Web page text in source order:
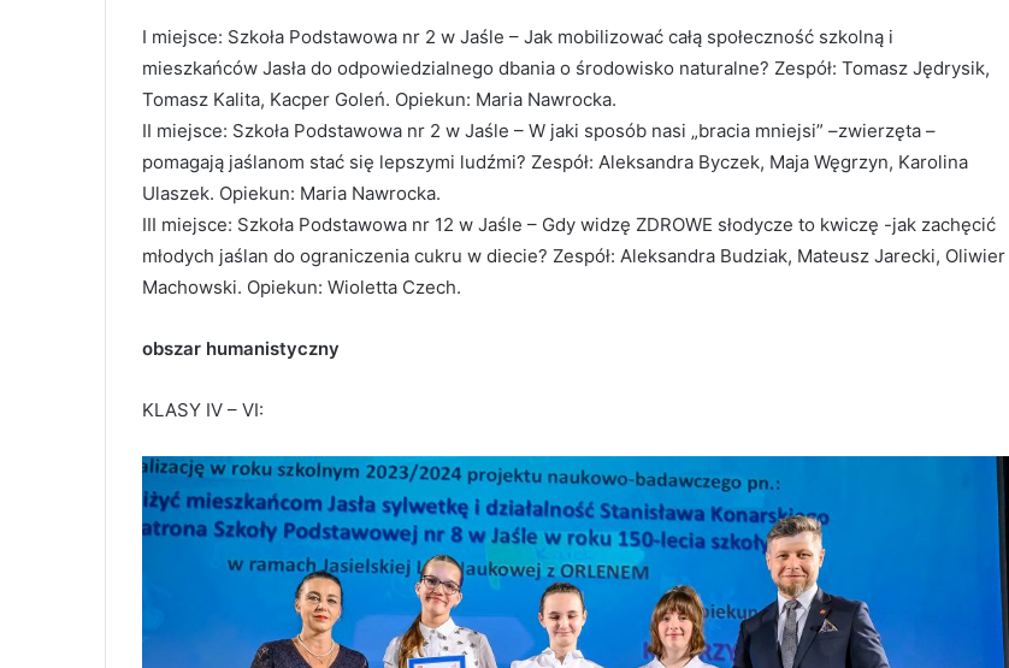
I miejsce: Szkoła Podstawowa nr 2 w Jaśle – Jak mobilizować całą społeczność szkolną i
mieszkańców Jasła do odpowiedzialnego dbania o środowisko naturalne? Zespół: Tomasz Jędrysik,
Tomasz Kalita, Kacper Goleń. Opiekun: Maria Nawrocka.
II miejsce: Szkoła Podstawowa nr 2 w Jaśle – W jaki sposób nasi „bracia mniejsi” –zwierzęta –
pomagają jaślanom stać się lepszymi ludźmi? Zespół: Aleksandra Byczek, Maja Węgrzyn, Karolina
Ulaszek. Opiekun: Maria Nawrocka.
III miejsce: Szkoła Podstawowa nr 12 w Jaśle – Gdy widzę ZDROWE słodycze to kwiczę -jak zachęcić
młodych jaślan do ograniczenia cukru w diecie? Zespół: Aleksandra Budziak, Mateusz Jarecki, Oliwier
Machowski. Opiekun: Wioletta Czech.
obszar humanistyczny
KLASY IV – VI: